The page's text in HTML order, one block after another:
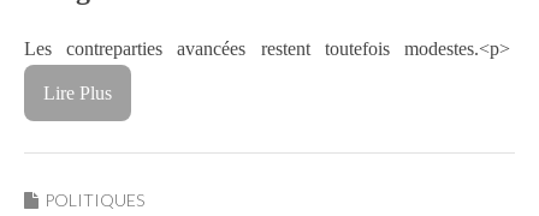
Les contreparties avancées restent toutefois modestes.<p>
Lire Plus
POLITIQUES